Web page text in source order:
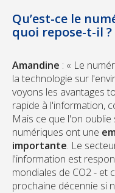
Qu’est-ce le
quoi repose-t-il ?
Amandine : « Le
la technologie sur
voyons les avantages
rapide à l'information,
Mais ce que l'on
numériques ont une
importante. Le
l'information est
mondiales de CO2 - et
prochaine décennie si